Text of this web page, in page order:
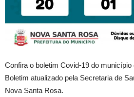
Confira o boletim Covid-19 do
Boletim atualizado pela Secretaria de
Nova Santa Rosa.